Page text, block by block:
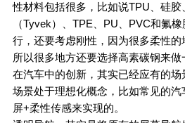
性材料包括很多，比如说TPU、硅胶
（Tyvek）、TPE、PU、PVC和氟
行，还要考虑刚性，因为很多柔性的
所以很多地方还要选择高素碳钢来做
在汽车中的创新，其实已经应有的
场景处于理想化概念，比如常见的
屏+柔性传感来实现的。